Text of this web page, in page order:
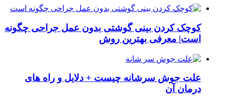
کوچک کردن بینی گوشتی بدون عمل جراحی چگونه
است| معرفی بهترین روش
علت جوش سرشانه چیست + دلایل و راه های
درمان آن